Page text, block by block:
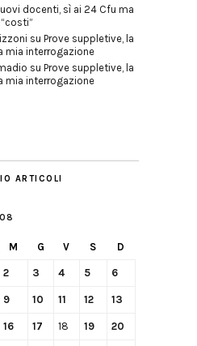
docenti, sì ai 24 Cfu ma
su Prove suppletive, la
mia interrogazione
su Prove suppletive, la
mia interrogazione
ARTICOLI
M G V S D
2 3 4 5 6
9 10 11 12 13
16 17 18 19 20